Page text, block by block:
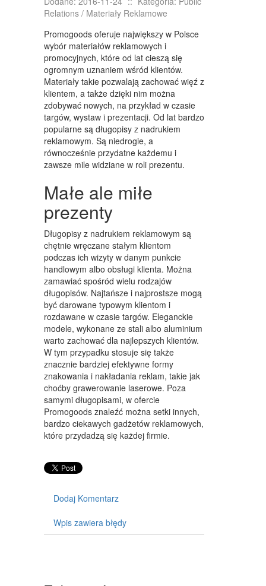
BIŻUTERIA
DLA DZIECI
MEBLE
WYPOSAŻENIE WNĘTRZ
WYPOSAŻENIE ŁAZIENKI
ODZIEŻ
SPORT
ART. DLA ZWIERZĄT
OGRÓD, ROŚLINY
CHEMIA
ART. SPOŻYWCZE
MATERIAŁY EKSPLOATACYJNE
INNE SKLEPY
SPRZĘT
MASZYNY
NARZĘDZIA
PRZEMYSŁ METALOWY
PRZEWÓZ
CZĘŚCI SAMOCHODOWE
WYNAJEM
USŁUGI MOTORYZACYJNE
Relations / Materiały Reklamowe
Promogoods oferuje największy w Polsce
wybór materiałów reklamowych i
promocyjnych, które od lat cieszą się
ogromnym uznaniem wśród klientów.
Materiały takie pozwalają zachować więź z
klientem, a także dzięki nim można
zdobywać nowych, na przykład w czasie
targów, wystaw i prezentacji. Od lat bardzo
popularne są długopisy z nadrukiem
reklamowym. Są niedrogie, a
równocześnie przydatne każdemu i
zawsze mile widziane w roli prezentu.
Małe ale miłe
prezenty
Długopisy z nadrukiem reklamowym są
chętnie wręczane stałym klientom
podczas ich wizyty w danym punkcie
handlowym albo obsługi klienta. Można
zamawiać spośród wielu rodzajów
długopisów. Najtańsze i najprostsze mogą
być darowane typowym klientom i
rozdawane w czasie targów. Eleganckie
modele, wykonane ze stali albo aluminium
warto zachować dla najlepszych klientów.
W tym przypadku stosuje się także
znacznie bardziej efektywne formy
znakowania i nakładania reklam, takie jak
choćby grawerowanie laserowe. Poza
samymi długopisami, w ofercie
Promogoods znaleźć można setki innych,
bardzo ciekawych gadżetów reklamowych,
które przydadzą się każdej firmie.
Dodaj Komentarz
Wpis zawiera błędy